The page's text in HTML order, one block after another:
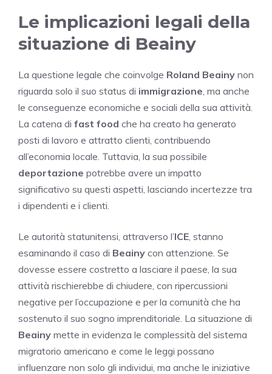
Le implicazioni legali della
situazione di Beainy
La questione legale che coinvolge Roland Beainy non
riguarda solo il suo status di immigrazione , ma anche
le conseguenze economiche e sociali della sua attività.
La catena di fast food che ha creato ha generato
posti di lavoro e attratto clienti, contribuendo
all’economia locale. Tuttavia, la sua possibile
deportazione potrebbe avere un impatto
significativo su questi aspetti, lasciando incertezze tra
i dipendenti e i clienti.
Le autorità statunitensi, attraverso l’ICE , stanno
esaminando il caso di Beainy con attenzione. Se
dovesse essere costretto a lasciare il paese, la sua
attività rischierebbe di chiudere, con ripercussioni
negative per l’occupazione e per la comunità che ha
sostenuto il suo sogno imprenditoriale. La situazione di
Beainy mette in evidenza le complessità del sistema
migratorio americano e come le leggi possano
influenzare non solo gli individui, ma anche le iniziative